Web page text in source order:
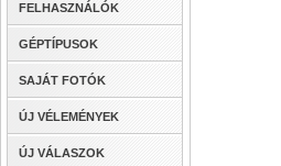
FELHASZNÁLÓK
GÉPTÍPUSOK
SAJÁT FOTÓK
ÚJ VÉLEMÉNYEK
ÚJ VÁLASZOK